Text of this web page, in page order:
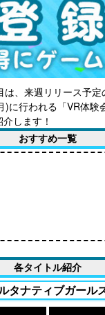
、来週リリース予
行われる「VR体験
します！
おすすめ一覧
各タイトル紹介
タナティブガール